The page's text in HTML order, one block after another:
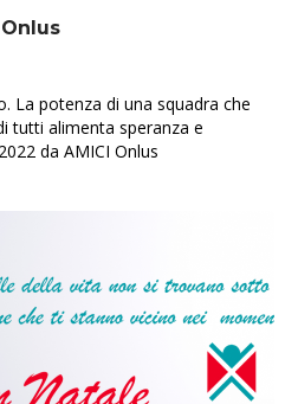
La potenza di una squadra che
tutti alimenta speranza e
da AMICI Onlus